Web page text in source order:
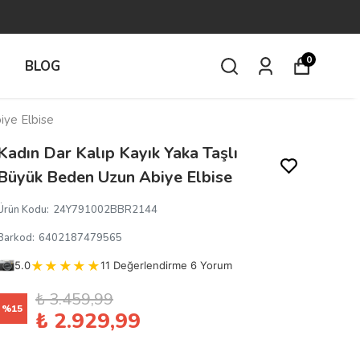
BLOG 0
Elbise
Dar Kalıp Kayık Yaka Taşlı
Beden Uzun Abiye Elbise
Kodu: 24Y791002BBR2144
: 6402187479565
5.0 11 Değerlendirme 6 Yorum
%15 ₺ 3.459,99
₺ 2.929,99